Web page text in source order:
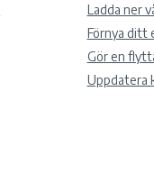
Ladda ner
Förnya ditt
Gör en
Uppdatera